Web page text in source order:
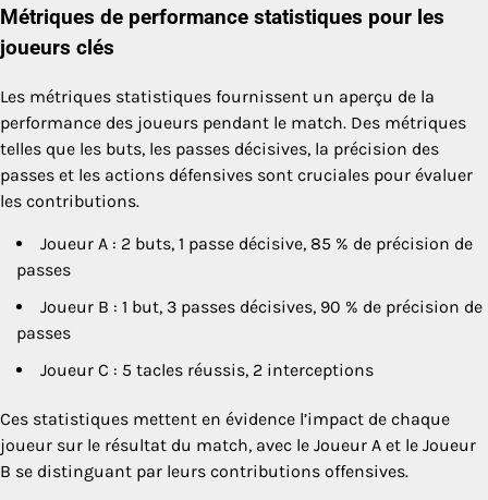
Métriques de performance statistiques pour les
joueurs clés
Les métriques statistiques fournissent un aperçu de la
performance des joueurs pendant le match. Des métriques
telles que les buts, les passes décisives, la précision des
passes et les actions défensives sont cruciales pour évaluer
les contributions.
Joueur A : 2 buts, 1 passe décisive, 85 % de précision de
passes
Joueur B : 1 but, 3 passes décisives, 90 % de précision de
passes
Joueur C : 5 tacles réussis, 2 interceptions
Ces statistiques mettent en évidence l’impact de chaque
joueur sur le résultat du match, avec le Joueur A et le Joueur
B se distinguant par leurs contributions offensives.